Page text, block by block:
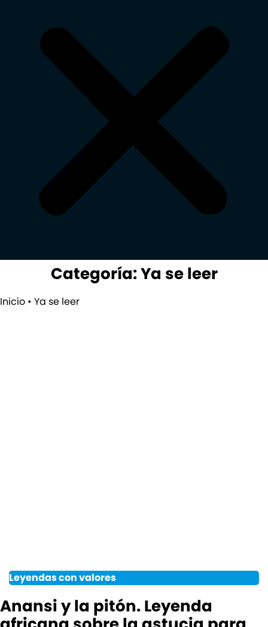
Categoría: Ya se leer
Inicio • Ya se leer
Leyendas con valores
Anansi y la pitón. Leyenda